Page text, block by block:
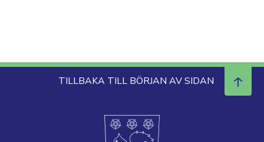
TILLBAKA TILL BÖRJAN AV SIDAN